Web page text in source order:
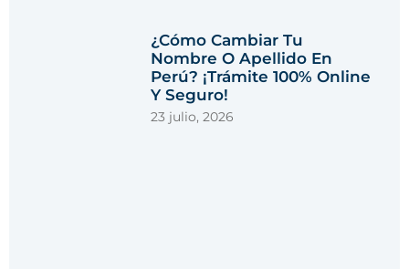
¿Cómo Cambiar Tu
Nombre O Apellido En
Perú? ¡Trámite 100% Online
Y Seguro!
23 julio, 2026